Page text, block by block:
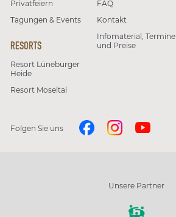
Privatfeiern
Tagungen & Events
RESORTS
Resort Lüneburger
Heide
Resort Moseltal
FAQ
Kontakt
Infomaterial, Termine
und Preise
Folgen Sie uns
Unsere Partner